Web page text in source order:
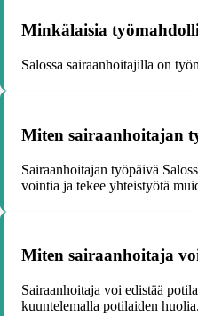
Minkälaisia
Salossa sairaanhoitajilla on
Miten sairaanhoitajan
Sairaanhoitajan työpäivä
vointia ja tekee yhteistyötä
Miten sairaanhoitaja
Sairaanhoitaja voi edistää
kuuntelemalla potilaiden huolia.